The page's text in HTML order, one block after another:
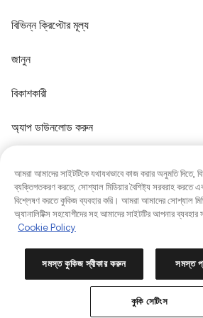
বিভিন্ন ক্রিপ্টোর মূল্য
জানুন
বিকাশকারী
অ্যাপ ডাউনলোড করুন
Copyright © 2017 - 2026 KuCoin.com. All Rights
আমরা আমাদের সাইটটিকে যথাযথভাবে কাজ করার অনুমতি দিতে,
ব্যক্তিগতকরণ করতে, সোশ্যাল মিডিয়ার বৈশিষ্ট্য সরবরাহ করতে
বিশ্লেষণ করতে কুকিজ ব্যবহার করি। আমরা আমাদের সোশ্যাল
অ্যানালিটিক্স সহযোগীদের সহ আমাদের সাইটটির আপনার ব্যবহার
Cookie Policy
সমস্ত কুকিজ স্বীকার করুন সমস্ত
কুকি সেটিংস